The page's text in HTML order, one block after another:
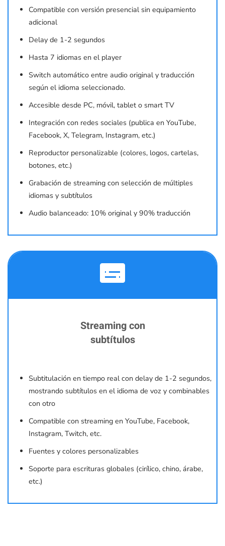
Compatible con versión presencial sin equipamiento
adicional
Delay de 1-2 segundos
Hasta 7 idiomas en el player
Switch automático entre audio original y traducción
según el idioma seleccionado.
Accesible desde PC, móvil, tablet o smart TV
Integración con redes sociales (publica en YouTube,
Facebook, X, Telegram, Instagram, etc.)
Reproductor personalizable (colores, logos, cartelas,
botones, etc.)
Grabación de streaming con selección de múltiples
idiomas y subtítulos
Audio balanceado: 10% original y 90% traducción
subtitles
Streaming con
subtítulos
Subtitulación en tiempo real con delay de 1-2 segundos,
mostrando subtítulos en el idioma de voz y combinables
con otro
Compatible con streaming en YouTube, Facebook,
Instagram, Twitch, etc.
Fuentes y colores personalizables
Soporte para escrituras globales (cirílico, chino, árabe,
etc.)